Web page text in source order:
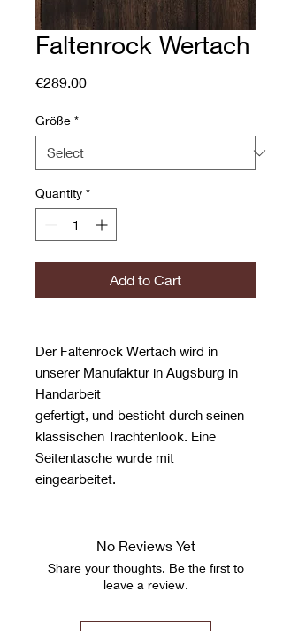
Faltenrock Wertach
€289.00Price
Größe *
Quantity *
Add to Cart
Der Faltenrock Wertach wird in
unserer Manufaktur in Augsburg in
Handarbeit
gefertigt, und besticht durch seinen
klassischen Trachtenlook. Eine
Seitentasche wurde mit
eingearbeitet.
No Reviews Yet
Share your thoughts. Be the first to
leave a review.